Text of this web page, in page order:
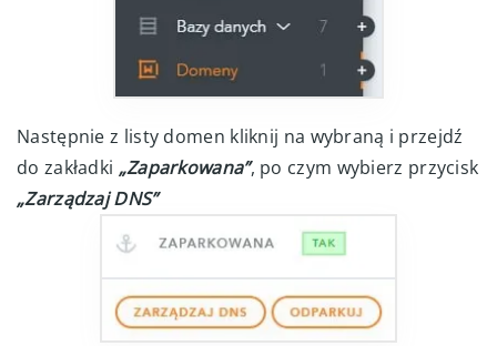
Następnie z listy domen kliknij na wybraną i przejdź
do zakładki „Zaparkowana”, po czym wybierz przycisk
„Zarządzaj DNS”